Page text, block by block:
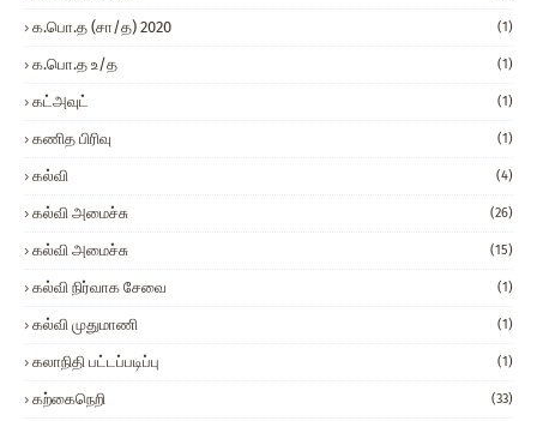
க.பொ.த (சா/த) 2020 (1)
க.பொ.த உ/த (1)
கட்அவுட் (1)
கணித பிரிவு (1)
கல்வி (4)
கல்வி அமைச்சு (26)
கல்வி அமைச்சு (15)
கல்வி நிர்வாக சேவை (1)
கல்வி முதுமாணி (1)
கலாநிதி பட்டப்படிப்பு (1)
கற்கைநெறி (33)